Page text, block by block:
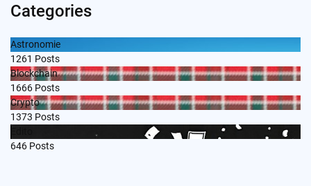
Categories
Astronomie
1261 Posts
Blockchain
1666 Posts
Crypto
1373 Posts
646 Posts